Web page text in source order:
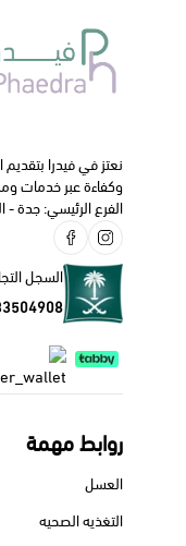
نعتز في فيدرا بتقديم
وكفاءة عبر خدمات
الفرع الرئيسي: جدة -
السجل
روابط مهمة
العسل
التغذيه الصحيه